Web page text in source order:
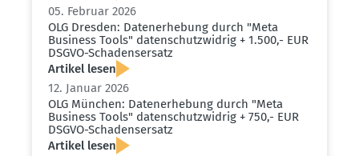
05. Februar 2026
OLG Dresden: Daten­er­hebung durch "Meta
Business Tools" daten­schutz­widrig + 1.500,- EUR
DSGVO-Schadens­ersatz
Artikel lesen
12. Januar 2026
OLG München: Daten­er­hebung durch "Meta
Business Tools" daten­schutz­widrig + 750,- EUR
DSGVO-Schadens­ersatz
Artikel lesen